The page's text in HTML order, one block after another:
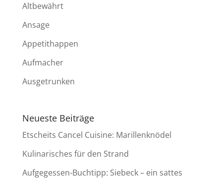
Altbewährt
Ansage
Appetithappen
Aufmacher
Ausgetrunken
Neueste Beiträge
Etscheits Cancel Cuisine: Marillenknödel
Kulinarisches für den Strand
Aufgegessen-Buchtipp: Siebeck – ein sattes